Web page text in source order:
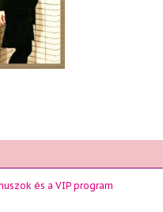
és a VIP program